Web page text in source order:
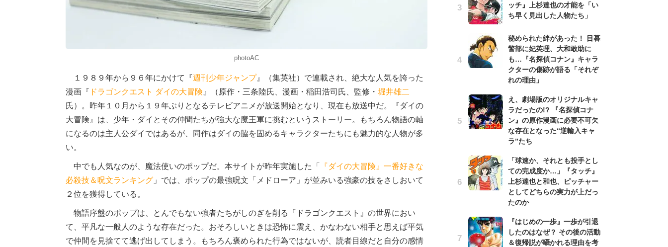
photoAC
１９８９年から９６年にかけて『週刊少年ジャンプ』（集英社）で連載され、絶大な人気を誇った
漫画『 ドラゴンクエスト ダイの大冒険 』（原作・三条陸氏、漫画・稲田浩司氏、監修・ 堀井雄二
氏）。昨年１０月から１９年ぶりとなるテレビアニメが放送開始となり、現在も放送中だ。『ダイの
大冒険』は、少年・ダイとその仲間たちが強大な魔王軍に挑むというストーリー。もちろん物語の軸
になるのは主人公ダイではあるが、同作はダイの脇を固めるキャラクターたちにも魅力的な人物が多
い。
中でも人気なのが、魔法使いのポップだ。本サイトが昨年実施した「
『ダイの大冒険』一番好きな
必殺技＆呪文ランキング 」では、ポップの最強呪文「メドローア」が並みいる強豪の技をさしおいて
２位を獲得している。
物語序盤のポップは、とんでもない強者たちがしのぎを削る『ドラゴンクエスト』の世界におい
て、平凡な一般人のような存在だった。おそろしいときは恐怖に震え、かなわない相手と思えば平気
で仲間を見捨てて逃げ出してしまう。もちろん褒められた行為ではないが、読者目線だと自分の感情
ッチ』上杉達也の才能を「い
ち早く見出した人物たち」
秘められた絆があった！ 目暮
警部に妃英理、大和敢助に
も…『名探偵コナン』キャラ
クターの傷跡が語る「それぞ
れの理由」
え、劇場版のオリジナルキャ
ラだったの!? 『名探偵コナ
ン』の原作漫画に必要不可欠
な存在となった“逆輸入キャ
ラ”たち
「球速か、それとも投手とし
ての完成度か…」『タッチ』
上杉達也と和也、ピッチャー
としてどちらの実力が上だっ
たのか
『はじめの一歩』一歩が引退
したのはなぜ？ その後の活動
＆復帰説が囁かれる理由を考